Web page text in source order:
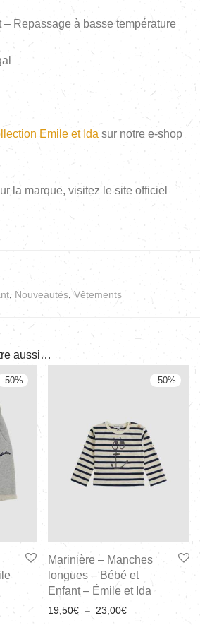
Repassage à basse température
Emile et Ida sur notre e-shop
la marque, visitez le site officiel
Nouveautés Vêtements
aussi…
-50% -50%
Marinière – Manches
longues – Bébé et
Enfant – Émile et Ida
19,50€ – 23,00€